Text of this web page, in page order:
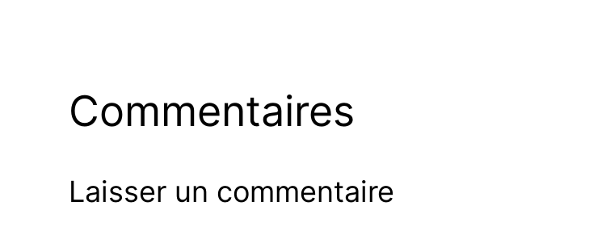
Commentaires
Laisser un commentaire